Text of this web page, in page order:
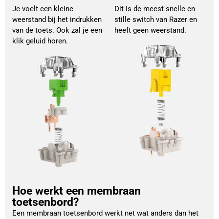
Je voelt een kleine
weerstand bij het indrukken
van de toets. Ook zal je een
klik geluid horen.
Dit is de meest snelle en
stille switch van Razer en
heeft geen weerstand.
Hoe werkt een membraan
toetsenbord?
Een membraan toetsenbord werkt net wat anders dan het